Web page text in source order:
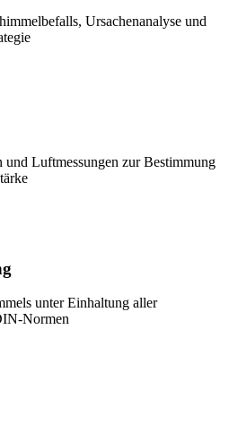
Ursachenanalyse und
und Luftmessungen zur Bestimmung
unter Einhaltung aller
Normen